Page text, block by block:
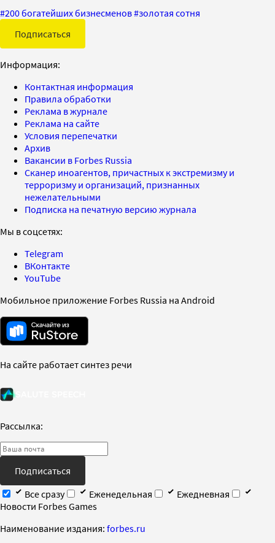
#200 богатейших бизнесменов#золотая сотня
Подписаться
Информация:
Контактная информация
Правила обработки
Реклама в журнале
Реклама на сайте
Условия перепечатки
Архив
Вакансии в Forbes Russia
Сканер иноагентов, причастных к экстремизму и
терроризму и организаций, признанных
нежелательными
Подписка на печатную версию журнала
Мы в соцсетях:
Telegram
ВКонтакте
YouTube
Мобильное приложение Forbes Russia на Android
На сайте работает синтез речи
Рассылка:
Подписаться
Все сразу
Еженедельная
Ежедневная
Новости Forbes Games
Наименование издания: forbes.ru